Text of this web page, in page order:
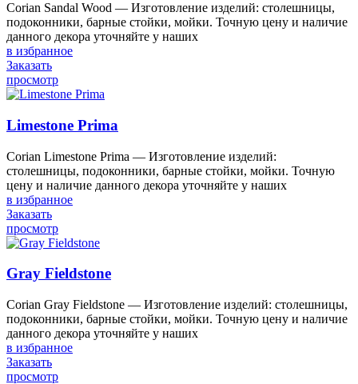
Corian Sandal Wood — Изготовление изделий: столешницы,
подоконники, барные стойки, мойки. Точную цену и наличие
данного декора уточняйте у наших
в избранное
Заказать
просмотр
Limestone Prima
Corian Limestone Prima — Изготовление изделий:
столешницы, подоконники, барные стойки, мойки. Точную
цену и наличие данного декора уточняйте у наших
в избранное
Заказать
просмотр
Gray Fieldstone
Corian Gray Fieldstone — Изготовление изделий: столешницы,
подоконники, барные стойки, мойки. Точную цену и наличие
данного декора уточняйте у наших
в избранное
Заказать
просмотр